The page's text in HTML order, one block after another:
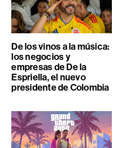
De los vinos a la música:
los negocios y
empresas de De la
Espriella, el nuevo
presidente de Colombia